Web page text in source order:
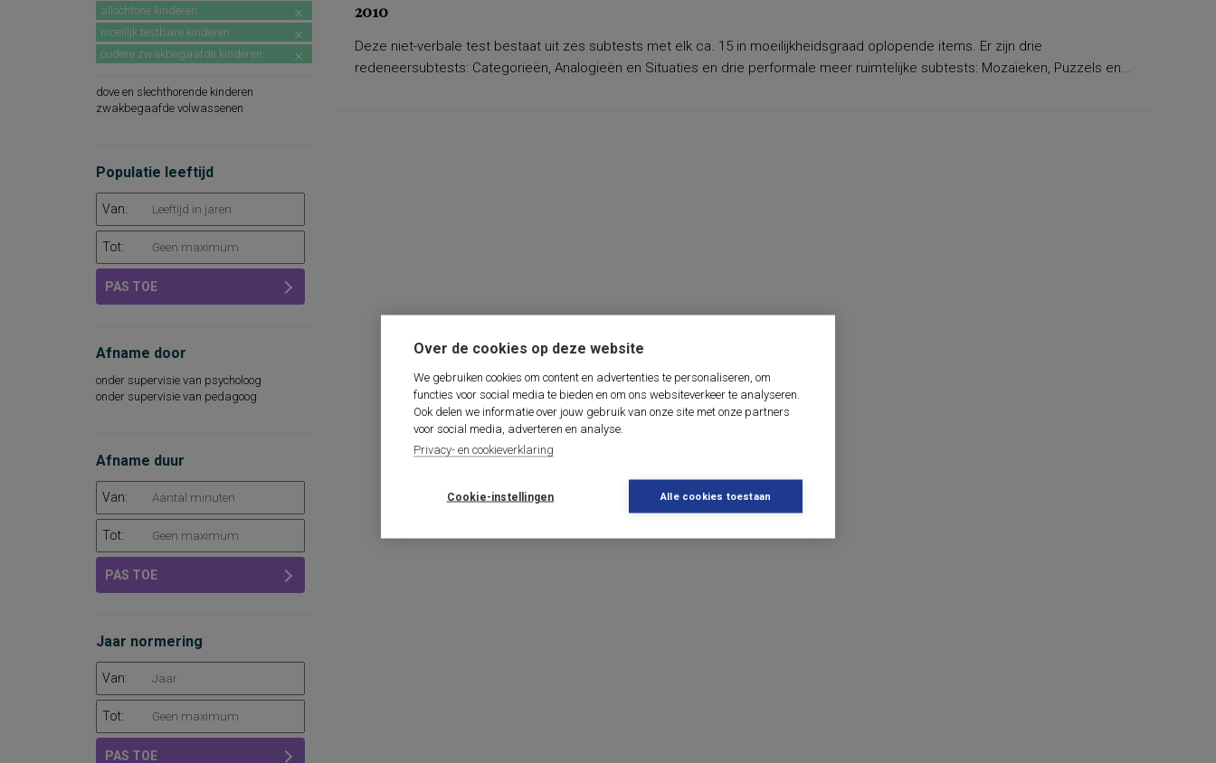
Over de cookies op deze website
We gebruiken cookies om content en advertenties te personaliseren, om
functies voor social media te bieden en om ons websiteverkeer te analyseren.
Ook delen we informatie over jouw gebruik van onze site met onze partners
voor social media, adverteren en analyse.
Privacy- en cookieverklaring
Cookie-instellingen Alle cookies toestaan
allochtone kinderen
moeilijk testbare kinderen
oudere zwakbegaafde kinderen
dove en slechthorende kinderen
zwakbegaafde volwassenen
Populatie leeftijd
Van:
Tot:
PAS TOE
Afname door
onder supervisie van psycholoog
onder supervisie van pedagoog
Afname duur
Van:
Tot:
PAS TOE
Jaar normering
Van:
Tot:
PAS TOE
2010
Deze niet-verbale test bestaat uit zes subtests met elk ca. 15 in moeilijkheidsgraad oplopende items. Er zijn drie
redeneersubtests: Categorieën, Analogieën en Situaties en drie performale meer ruimtelijke subtests: Mozaïeken, Puzzels en...